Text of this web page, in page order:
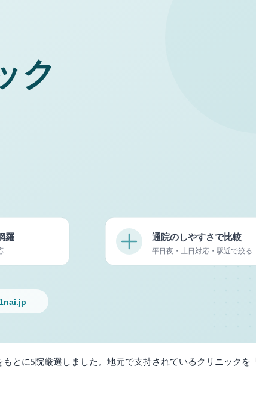
もとに5院厳選しました。 地元で支持されているクリニック